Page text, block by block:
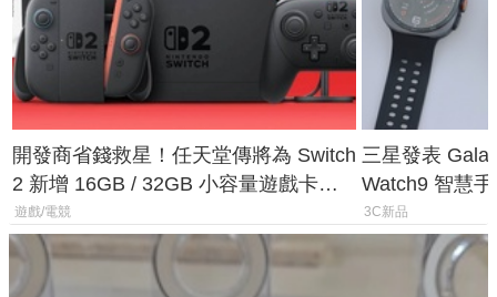
開發商省錢救星！任天堂傳將為 Switch
2 新增 16GB / 32GB 小容量遊戲卡的
選擇
遊戲/電競
三星發表
Watch9 智慧
導航功能
3C新品